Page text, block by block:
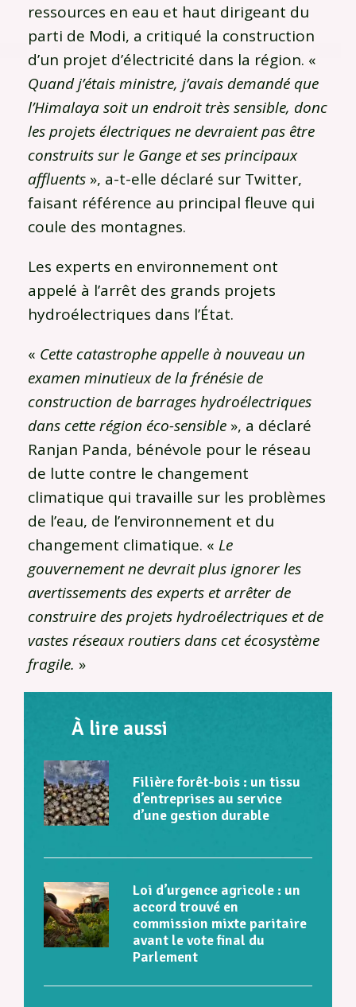
ressources en eau et haut dirigeant du
parti de Modi, a critiqué la construction
d’un projet d’électricité dans la région. «
Quand j’étais ministre, j’avais demandé que
l’Himalaya soit un endroit très sensible, donc
les projets électriques ne devraient pas être
construits sur le Gange et ses principaux
affluents », a-t-elle déclaré sur Twitter,
faisant référence au principal fleuve qui
coule des montagnes.
Les experts en environnement ont
appelé à l’arrêt des grands projets
hydroélectriques dans l’État.
« Cette catastrophe appelle à nouveau un
examen minutieux de la frénésie de
construction de barrages hydroélectriques
dans cette région éco-sensible », a déclaré
Ranjan Panda, bénévole pour le réseau
de lutte contre le changement
climatique qui travaille sur les problèmes
de l’eau, de l’environnement et du
changement climatique. « Le
gouvernement ne devrait plus ignorer les
avertissements des experts et arrêter de
construire des projets hydroélectriques et de
vastes réseaux routiers dans cet écosystème
fragile. »
À lire aussi
Filière forêt-bois : un tissu
d’entreprises au service
d’une gestion durable
Loi d’urgence agricole : un
accord trouvé en
commission mixte paritaire
avant le vote final du
Parlement